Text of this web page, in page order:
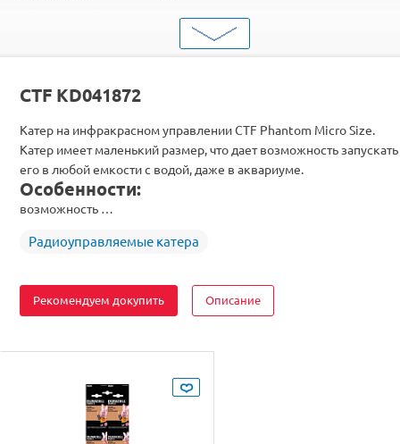
2000000047966
CTF KD041872
Катер на инфракрасном управлении CTF Phantom Micro Size.
Катер имеет маленький размер, что дает возможность запускать
его в любой емкости с водой, даже в аквариуме.
Особенности:
возможность …
Радиоуправляемые катера
Рекомендуем докупить Описание